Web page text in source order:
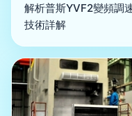
解析普斯YVF2變頻調
技術詳解